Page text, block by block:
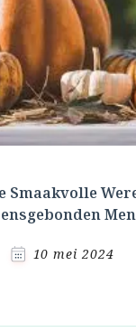
Smaakvolle
10 mei 2024